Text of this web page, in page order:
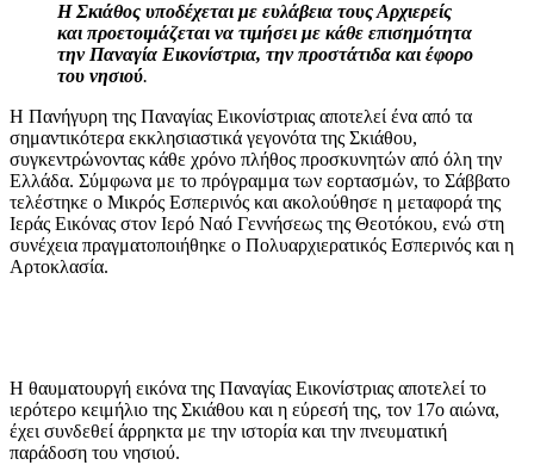
Η Σκιάθος υποδέχεται με ευλάβεια τους Αρχιερείς
και προετοιμάζεται να τιμήσει με κάθε επισημότητα
την Παναγία Εικονίστρια, την προστάτιδα και έφορο
του νησιού.
Η Πανήγυρη της Παναγίας Εικονίστριας αποτελεί ένα από τα
σημαντικότερα εκκλησιαστικά γεγονότα της Σκιάθου,
συγκεντρώνοντας κάθε χρόνο πλήθος προσκυνητών από όλη την
Ελλάδα. Σύμφωνα με το πρόγραμμα των εορτασμών, το Σάββατο
τελέστηκε ο Μικρός Εσπερινός και ακολούθησε η μεταφορά της
Ιεράς Εικόνας στον Ιερό Ναό Γεννήσεως της Θεοτόκου, ενώ στη
συνέχεια πραγματοποιήθηκε ο Πολυαρχιερατικός Εσπερινός και η
Αρτοκλασία.
Η θαυματουργή εικόνα της Παναγίας Εικονίστριας αποτελεί το
ιερότερο κειμήλιο της Σκιάθου και η εύρεσή της, τον 17ο αιώνα,
έχει συνδεθεί άρρηκτα με την ιστορία και την πνευματική
παράδοση του νησιού.